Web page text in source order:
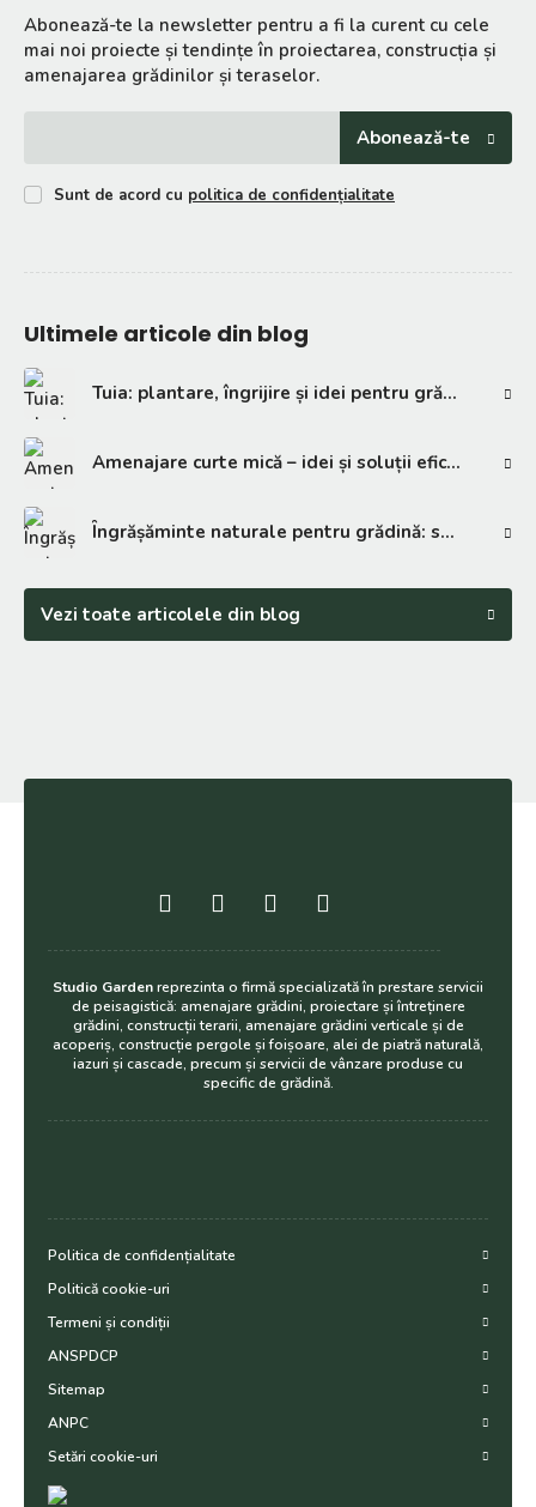
Abonează-te la newsletter pentru a fi la curent cu cele
mai noi proiecte și tendințe în proiectarea, construcția și
amenajarea grădinilor și teraselor.
Abonează-te
Sunt de acord cu politica de confidențialitate
Ultimele articole din blog
Tuia: plantare, îngrijire și idei pentru grădină
Amenajare curte mică – idei și soluții eficiente
Îngrășăminte naturale pentru grădină: soluții eficiente
Vezi toate articolele din blog
Studio Gardenreprezinta o firmă specializată în prestare servicii
de peisagistică: amenajare grădini, proiectare și întreținere
grădini, construcții terarii, amenajare grădini verticale și de
acoperiș, construcție pergole și foișoare, alei de piatră naturală,
iazuri și cascade, precum și servicii de vânzare produse cu
specific de grădină.
Politica de confidențialitate
Politică cookie-uri
Termeni și condiții
ANSPDCP
Sitemap
ANPC
Setări cookie-uri